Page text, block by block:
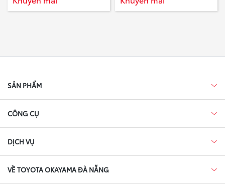
SẢN PHẨM
CÔNG CỤ
DỊCH VỤ
VỀ TOYOTA OKAYAMA ĐÀ NẴNG